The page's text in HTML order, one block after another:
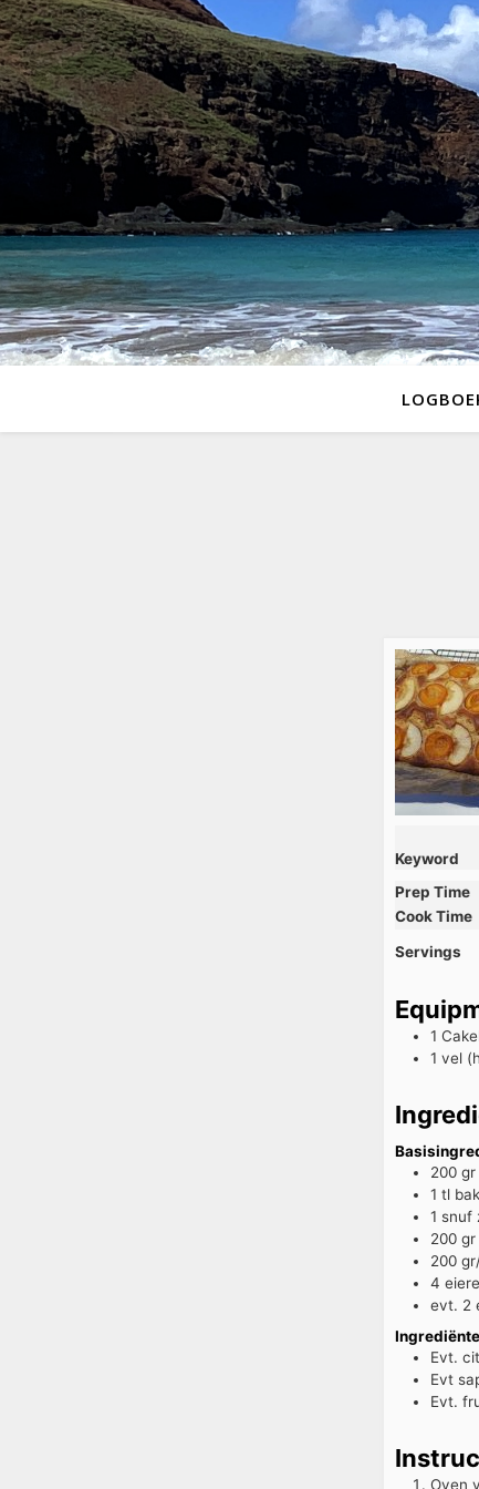
Keyword
Prep Time
Cook Time
Servings
1
1 vel
200 gr
1 tl
1 snuf
200 gr
200
4
evt. 2
Evt.
Evt
Evt.
Oven